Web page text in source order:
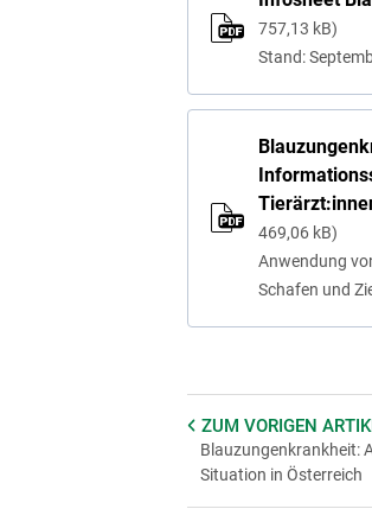
757,13 kB
Stand:
469,06 kB
Anwendung
Schafen und
ZUM VORIGEN
Blauzungenkrankheit:
Situation in Österreich